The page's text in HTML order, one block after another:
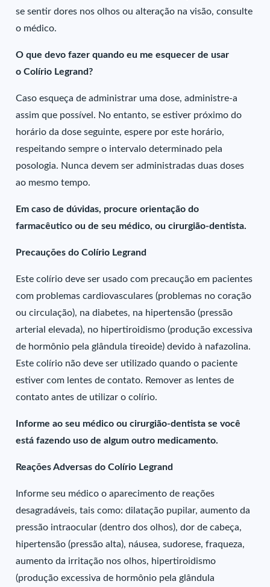
se sentir dores nos olhos ou alteração na visão, consulte
o médico.
O que devo fazer quando eu me esquecer de usar
o Colírio Legrand?
Caso esqueça de administrar uma dose, administre-a
assim que possível. No entanto, se estiver próximo do
horário da dose seguinte, espere por este horário,
respeitando sempre o intervalo determinado pela
posologia. Nunca devem ser administradas duas doses
ao mesmo tempo.
Em caso de dúvidas, procure orientação do
farmacêutico ou de seu médico, ou cirurgião-dentista.
Precauções do Colírio Legrand
Este colírio deve ser usado com precaução em pacientes
com problemas cardiovasculares (problemas no coração
ou circulação), na diabetes, na hipertensão (pressão
arterial elevada), no hipertiroidismo (produção excessiva
de hormônio pela glândula tireoide) devido à nafazolina.
Este colírio não deve ser utilizado quando o paciente
estiver com lentes de contato. Remover as lentes de
contato antes de utilizar o colírio.
Informe ao seu médico ou cirurgião-dentista se você
está fazendo uso de algum outro medicamento.
Reações Adversas do Colírio Legrand
Informe seu médico o aparecimento de reações
desagradáveis, tais como: dilatação pupilar, aumento da
pressão intraocular (dentro dos olhos), dor de cabeça,
hipertensão (pressão alta), náusea, sudorese, fraqueza,
aumento da irritação nos olhos, hipertiroidismo
(produção excessiva de hormônio pela glândula